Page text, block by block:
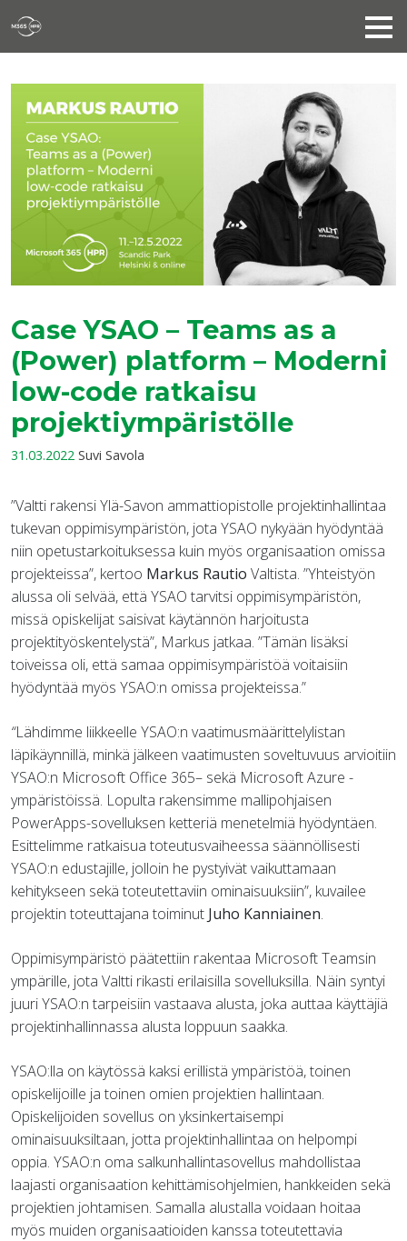
Case YSAO – Teams as a
(Power) platform – Moderni
low-code ratkaisu
projektiympäristölle
31.03.2022 Suvi Savola
”Valtti rakensi Ylä-Savon ammattiopistolle projektinhallintaa
tukevan oppimisympäristön, jota YSAO nykyään hyödyntää
niin opetustarkoituksessa kuin myös organisaation omissa
projekteissa”, kertoo Markus Rautio Valtista. ”Yhteistyön
alussa oli selvää, että YSAO tarvitsi oppimisympäristön,
missä opiskelijat saisivat käytännön harjoitusta
projektityöskentelystä”, Markus jatkaa. ”Tämän lisäksi
toiveissa oli, että samaa oppimisympäristöä voitaisiin
hyödyntää myös YSAO:n omissa projekteissa.”
“Lähdimme liikkeelle YSAO:n vaatimusmäärittelylistan
läpikäynnillä, minkä jälkeen vaatimusten soveltuvuus arvioitiin
YSAO:n Microsoft Office 365– sekä Microsoft Azure -
ympäristöissä. Lopulta rakensimme mallipohjaisen
PowerApps-sovelluksen ketteriä menetelmiä hyödyntäen.
Esittelimme ratkaisua toteutusvaiheessa säännöllisesti
YSAO:n edustajille, jolloin he pystyivät vaikuttamaan
kehitykseen sekä toteutettaviin ominaisuuksiin”, kuvailee
projektin toteuttajana toiminut Juho Kanniainen.
Oppimisympäristö päätettiin rakentaa Microsoft Teamsin
ympärille, jota Valtti rikasti erilaisilla sovelluksilla. Näin syntyi
juuri YSAO:n tarpeisiin vastaava alusta, joka auttaa käyttäjiä
projektinhallinnassa alusta loppuun saakka.
YSAO:lla on käytössä kaksi erillistä ympäristöä, toinen
opiskelijoille ja toinen omien projektien hallintaan.
Opiskelijoiden sovellus on yksinkertaisempi
ominaisuuksiltaan, jotta projektinhallintaa on helpompi
oppia. YSAO:n oma salkunhallintasovellus mahdollistaa
laajasti organisaation kehittämisohjelmien, hankkeiden sekä
projektien johtamisen. Samalla alustalla voidaan hoitaa
myös muiden organisaatioiden kanssa toteutettavia